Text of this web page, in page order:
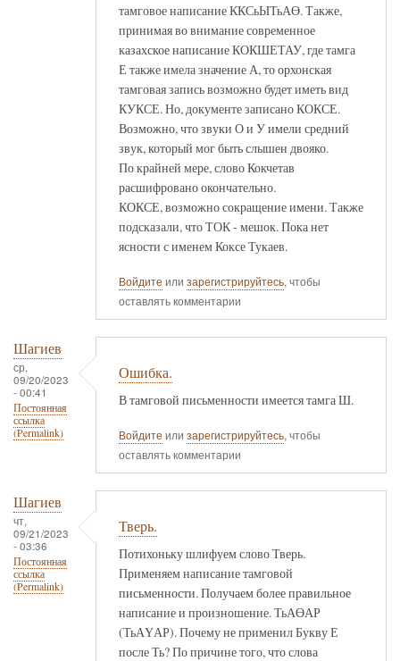
тамговое написание ККСьЫТьАӨ. Также,
принимая во внимание современное
казахское написание КОКШЕТАУ, где тамга
Е также имела значение А, то орхонская
тамговая запись возможно будет иметь вид
КУКСЕ. Но, документе записано КОКСЕ.
Возможно, что звуки О и У имели средний
звук, который мог быть слышен двояко.
По крайней мере, слово Кокчетав
расшифровано окончательно.
КОКСЕ, возможно сокращение имени. Также
подсказали, что ТОК - мешок. Пока нет
ясности с именем Коксе Тукаев.
Войдите или зарегистрируйтесь, чтобы
оставлять комментарии
Шагиев
ср,
09/20/2023
- 00:41
Постоянная
ссылка
(Permalink)
Ошибка.
В тамговой письменности имеется тамга Ш.
Войдите или зарегистрируйтесь, чтобы
оставлять комментарии
Шагиев
чт,
09/21/2023
- 03:36
Постоянная
ссылка
(Permalink)
Тверь.
Потихоньку шлифуем слово Тверь.
Применяем написание тамговой
письменности. Получаем более правильное
написание и произношение. ТьАӨАР
(ТьАҮАР). Почему не применил Букву Е
после Ть? По причине того, что слова